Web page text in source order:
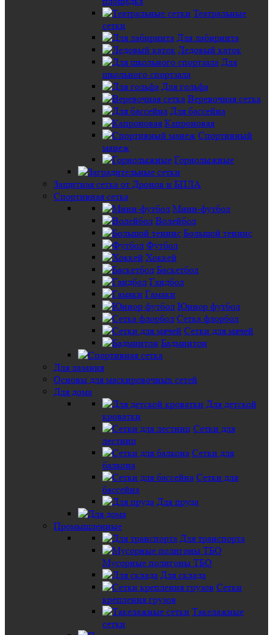
Театральные
сетки
Для лабиринта
Ледовый каток
Для
школьного спортзала
Для гольфа
Веревочная сетка
Для бассейна
Капроновая
Спортивный
манеж
Горнолыжные
Защитная сетка от Дронов и БПЛА
Спортивная сетка
Мини-футбол
Волейбол
Большой теннис
Футбол
Хоккей
Баскетбол
Гандбол
Гамаки
Юниор футбол
Сетка флорбол
Сетки для мячей
Бадминтон
Для лазания
Основы для маскировочных сетей
Для дома
Для детской
кроватки
Сетки для
лестниц
Сетки для
балкона
Сетки для
бассейна
Для пруда
Промышленные
Для транспорта
Мусорные полигоны ТБО
Для склада
Сетки
крепления грузов
Такелажные
сетки